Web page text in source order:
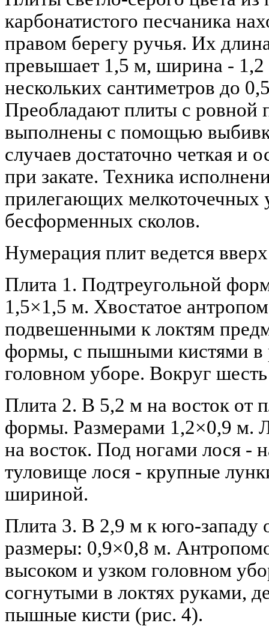
карбонатистого песчаника
правом берегу ручья. Их
превышает 1,5 м, ширина - 1,2
нескольких сантиметров до
Преобладают плиты с ровной
выполнены с помощью
случаев достаточно четкая и
при закате. Техника
прилегающих мелкоточечных
бесформенных сколов.
Нумерация плит ведется
Плита 1. Подтреугольной
1,5×1,5 м. Хвостатое
подвешенными к локтям
формы, с пышными кистями в
головном уборе. Вокруг
Плита 2. В 5,2 м на восток от
формы. Размерами 1,2×0,9 м.
на восток. Под ногами лося -
туловище лося - крупные
шириной.
Плита 3. В 2,9 м к юго-
размеры: 0,9×0,8 м.
высоком и узком головном
согнутыми в локтях руками,
пышные кисти (рис. 4).